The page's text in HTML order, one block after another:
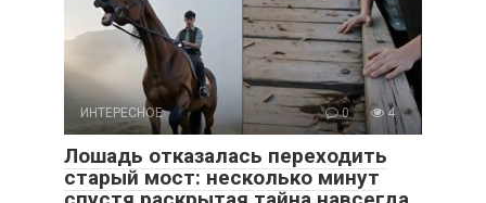
ИНТЕРЕСНОЕ 0 4
Лошадь отказалась переходить
старый мост: несколько минут